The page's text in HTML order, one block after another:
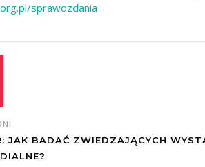
sprawozdania
JAK BADAĆ ZWIEDZAJĄCYCH